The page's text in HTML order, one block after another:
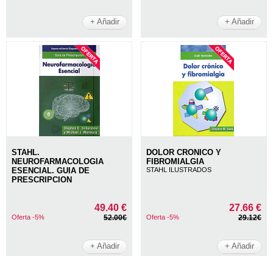
+ Añadir + Añadir
STAHL.
NEUROFARMACOLOGIA
ESENCIAL. GUIA DE
PRESCRIPCION
49.40 €
Oferta -5% 52.00€
+ Añadir
DOLOR CRONICO Y
FIBROMIALGIA
STAHL ILUSTRADOS
27.66 €
Oferta -5% 29.12€
+ Añadir